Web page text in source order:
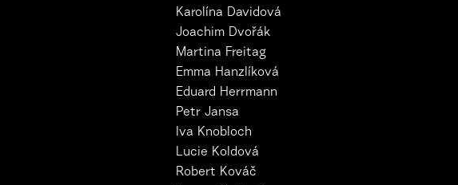
Karolína Davidová
Joachim Dvořák
Martina Freitag
Emma Hanzlíková
Eduard Herrmann
Petr Jansa
Iva Knobloch
Lucie Koldová
Robert Kováč